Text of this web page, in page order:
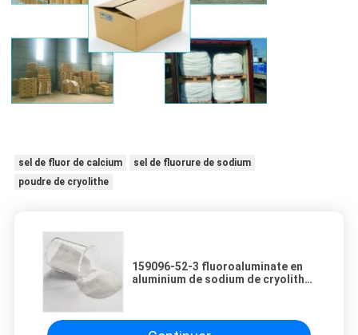
sel de fluor de calcium
sel de fluorure de sodium
poudre de cryolithe
159096-52-3 fluoroaluminate en
aluminium de sodium de cryolithe